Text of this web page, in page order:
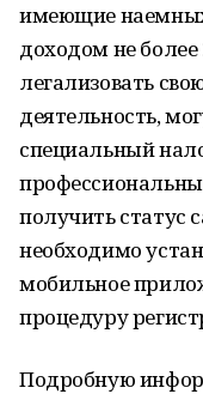
имеющие
доходом не
легализовать
деятельность,
специальный
получить статус
необходимо
мобильное
процедуру
Подробную